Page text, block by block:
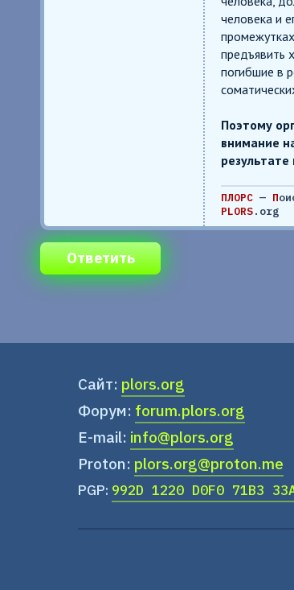
человека и
предъявить
погибшие в
Поэтому
внимание
ПЛОРС — П
PLORS.org
Ответить
Сайт: plors.org
Форум: forum.plors.org
E-mail: info@plors.org
Proton: plors.org@proton.me
PGP: 992D 1220 D0F0 71B3